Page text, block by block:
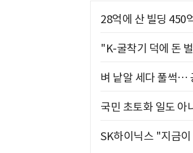
28억에 산 빌딩 450
"K-굴착기 덕에 돈
벼 낱알 세다 풀썩…
국민 초토화 일도
SK하이닉스 "지금